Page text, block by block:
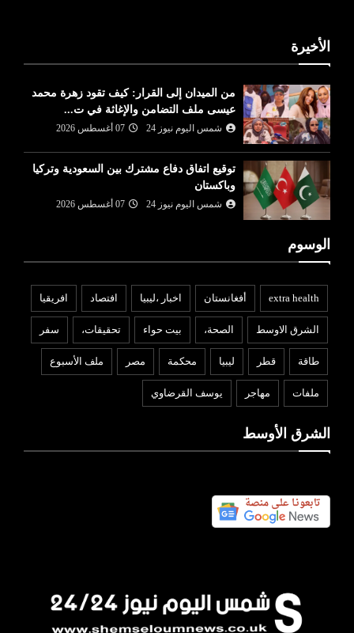
الأخيرة
من الميدان إلى القرار: كيف تقود زهرة محمد
عيسى ملف التضامن والإغاثة في ت...
شمس اليوم نيوز 24 07 أغسطس 2026
توقيع اتفاق دفاع مشترك بين السعودية وتركيا
وباكستان
شمس اليوم نيوز 24 07 أغسطس 2026
الوسوم
extra health أفغانستان اخبار ،ليبيا افتصاد افريقيا
الشرق الاوسط الصحة، بيت حواء تحقيقات، سفر
طاقة قطر ليبيا محكمة مصر ملف الأسبوع
ملفات مهاجر يوسف القرضاوي
الشرق الأوسط